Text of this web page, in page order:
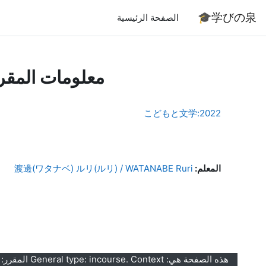
学びの泉🎓 الصفحة الرئيسية
معلومات
2022:こどもと文学
المعلم: 渡邊(ワタナベ) ルリ(ルリ) / WATANABE Ruri
هذه الصفحة هي: General type: incourse. Context المقرر: 2022:こどもと文学 (context id 55293). Page type course-info.